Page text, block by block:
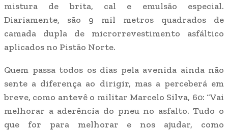
mistura de brita, cal e emulsão especial.
Diariamente, são 9 mil metros quadrados de
camada dupla de microrrevestimento asfáltico
aplicados no Pistão Norte.
Quem passa todos os dias pela avenida ainda não
sente a diferença ao dirigir, mas a perceberá em
breve, como antevê o militar Marcelo Silva, 60: “Vai
melhorar a aderência do pneu no asfalto. Tudo o
que for para melhorar e nos ajudar, como